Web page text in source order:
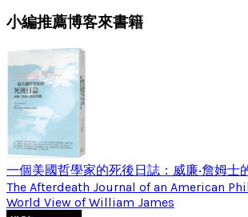
小編推薦博客來書籍
一個美國哲學家的死後日誌：威廉‧詹姆士
The Afterdeath Journal of an American
World View of William James